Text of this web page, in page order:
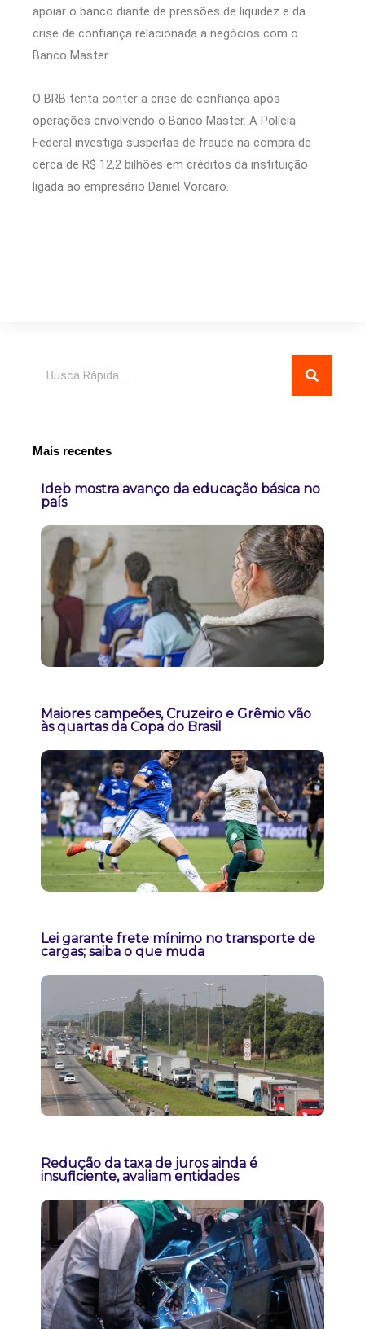
apoiar o banco diante de pressões de liquidez e da
crise de confiança relacionada a negócios com o
Banco Master.
O BRB tenta conter a crise de confiança após
operações envolvendo o Banco Master. A Polícia
Federal investiga suspeitas de fraude na compra de
cerca de R$ 12,2 bilhões em créditos da instituição
ligada ao empresário Daniel Vorcaro.
Mais recentes
Ideb mostra avanço da educação básica no
país
Maiores campeões, Cruzeiro e Grêmio vão
às quartas da Copa do Brasil
Lei garante frete mínimo no transporte de
cargas; saiba o que muda
Redução da taxa de juros ainda é
insuficiente, avaliam entidades